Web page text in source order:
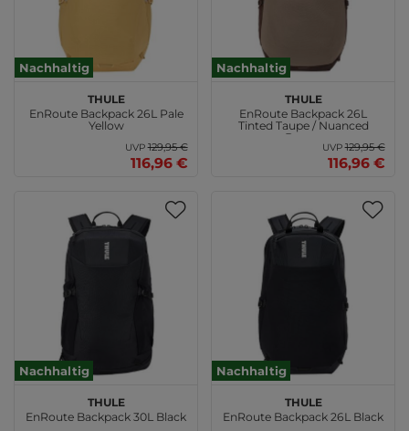
Nachhaltig
THULE
EnRoute Backpack 26L Pale
Yellow
UVP129,95 €
116,96 €
Nachhaltig
THULE
EnRoute Backpack 26L
Tinted Taupe / Nuanced
Brown
UVP129,95 €
116,96 €
Nachhaltig
THULE
EnRoute Backpack 30L Black
Nachhaltig
THULE
EnRoute Backpack 26L Black